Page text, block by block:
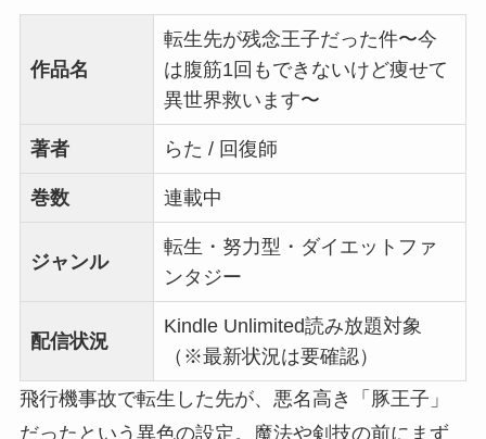
作品名
転生先が残念王子だった件〜今
は腹筋1回もできないけど痩せて
異世界救います〜
著者 らた / 回復師
巻数 連載中
ジャンル
転生・努力型・ダイエットファ
ンタジー
配信状況
Kindle Unlimited読み放題対象
（※最新状況は要確認）
飛行機事故で転生した先が、悪名高き「豚王子」
だったという異色の設定。魔法や剣技の前にまず